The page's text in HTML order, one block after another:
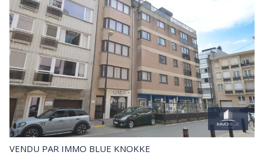
VENDU PAR IMMO BLUE KNOKKE